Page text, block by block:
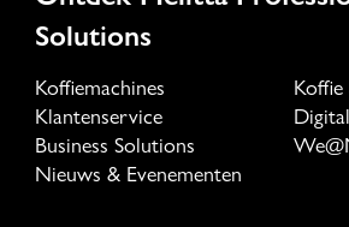
Solutions
Koffiemachines
Klantenservice
Business Solutions
Nieuws & Evenementen